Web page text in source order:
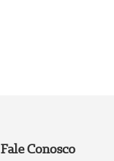
Fale Conosco